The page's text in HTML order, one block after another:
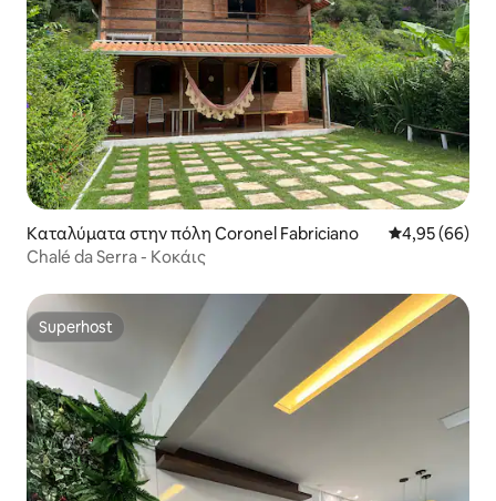
Καταλύματα στην πόλη Coronel Fabriciano Μέση
4,95 (66)
Chalé da Serra - Κοκάις
Superhost
Superhost